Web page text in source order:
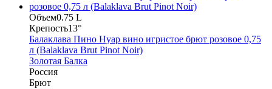
Объем0.75 L
Крепость13°
Балаклава Пино Нуар вино игристое брют розовое 0,75
л (Balaklava Brut Pinot Noir)
Золотая Балка
Россия
Брют